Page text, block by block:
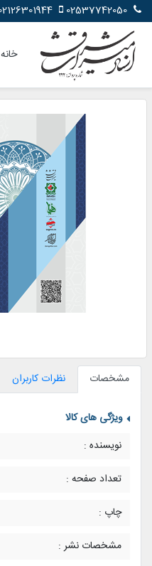
خانه
مشخصات نظرات کاربران
ویژگی های کالا
نویسنده :
تعداد صفحه :
چاپ :
مشخصات نشر :